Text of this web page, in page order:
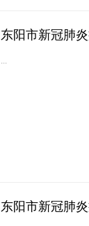
东阳市新冠肺
...
东阳市新冠肺